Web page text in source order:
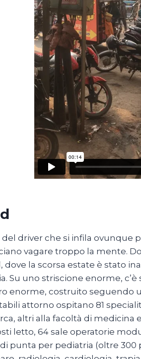
driver che si infila ovunque
vagare troppo la mente.
dove la scorsa estate è stato
Su uno striscione enorme, c’è
enorme, costruito seguendo
attorno ospitano 81
altri alla facoltà di
letto, 64 sale operatorie
punta per pediatria (oltre 300